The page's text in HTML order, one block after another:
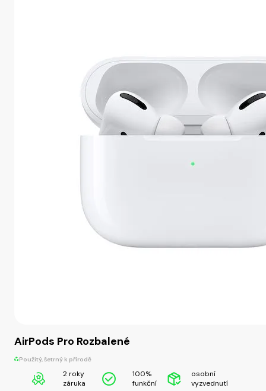
AirPods Pro Rozbalené
Použitý, šetrný k přírodě
2 roky
záruka
100%
funkční
osobní
vyzvednutí